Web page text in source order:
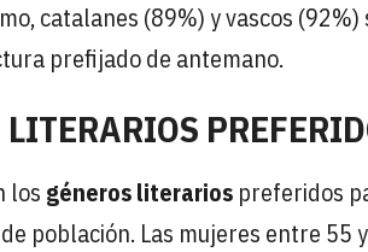
catalanes (89%) y vascos
prefijado de antemano.
LITERARIOS
los géneros literarios preferidos
población. Las mujeres entre